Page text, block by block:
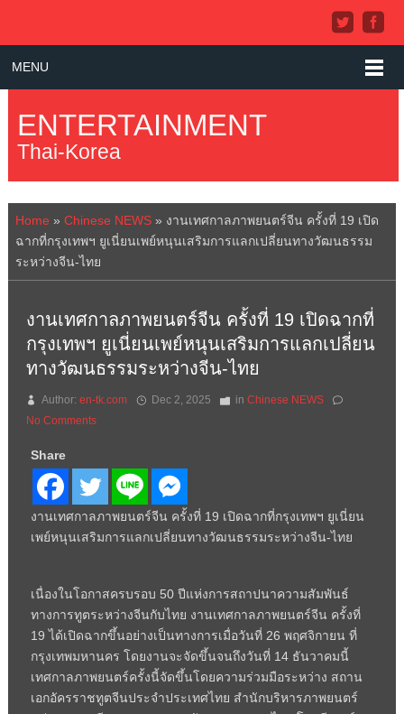
MENU
ENTERTAINMENT
Thai-Korea
Home » Chinese NEWS» งานเทศกาลภาพยนตร์จีน ครั้งที่ 19 เปิด
ฉากที่กรุงเทพฯ ยูเนี่ยนเพย์หนุนเสริมการแลกเปลี่ยนทางวัฒนธรรม
ระหว่างจีน-ไทย
งานเทศกาลภาพยนตร์จีน ครั้งที่ 19 เปิดฉากที่
กรุงเทพฯ ยูเนี่ยนเพย์หนุนเสริมการแลกเปลี่ยน
ทางวัฒนธรรมระหว่างจีน-ไทย
Author: en-tk.com Dec 2, 2025 in Chinese NEWS
No Comments
Share
งานเทศกาลภาพยนตร์จีน ครั้งที่ 19 เปิดฉากที่กรุงเทพฯ ยูเนี่ยน
เพย์หนุนเสริมการแลกเปลี่ยนทางวัฒนธรรมระหว่างจีน-ไทย
เนื่องในโอกาสครบรอบ 50 ปีแห่งการสถาปนาความสัมพันธ์
ทางการทูตระหว่างจีนกับไทย งานเทศกาลภาพยนตร์จีน ครั้งที่
19 ได้เปิดฉากขึ้นอย่างเป็นทางการเมื่อวันที่ 26 พฤศจิกายน ที่
กรุงเทพมหานคร โดยงานจะจัดขึ้นจนถึงวันที่ 14 ธันวาคมนี้
เทศกาลภาพยนตร์ครั้งนี้จัดขึ้นโดยความร่วมมือระหว่าง สถาน
เอกอัครราชทูตจีนประจำประเทศไทย สำนักบริหารภาพยนตร์